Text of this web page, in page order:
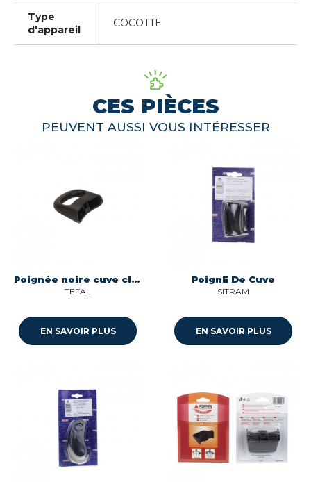
Type
d'appareil
COCOTTE
CES PIÈCES
PEUVENT AUSSI VOUS INTÉRESSER
Poignée noire cuve clipso autocuiseur SEB SS-981202
TEFAL
EN SAVOIR PLUS
PoignE De Cuve
SITRAM
EN SAVOIR PLUS